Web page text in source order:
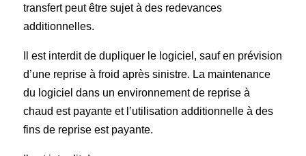
transfert peut être sujet à des redevances
additionnelles.
Il est interdit de dupliquer le logiciel, sauf en prévision
d’une reprise à froid après sinistre. La maintenance
du logiciel dans un environnement de reprise à
chaud est payante et l’utilisation additionnelle à des
fins de reprise est payante.